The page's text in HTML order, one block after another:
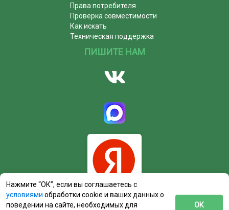
Права потребителя
Проверка совместимости
Как искать
Техническая поддержка
ПИШИТЕ НАМ
Нажмите “ОК”, если вы соглашаетесь с
условиями обработки cookie и ваших данных о
поведении на сайте, необходимых для
ОК